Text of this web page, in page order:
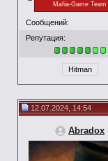
Mafia-Game Team
Сообщений:
Репутация:
Hitman
12.07.2024, 14:54
Abradox